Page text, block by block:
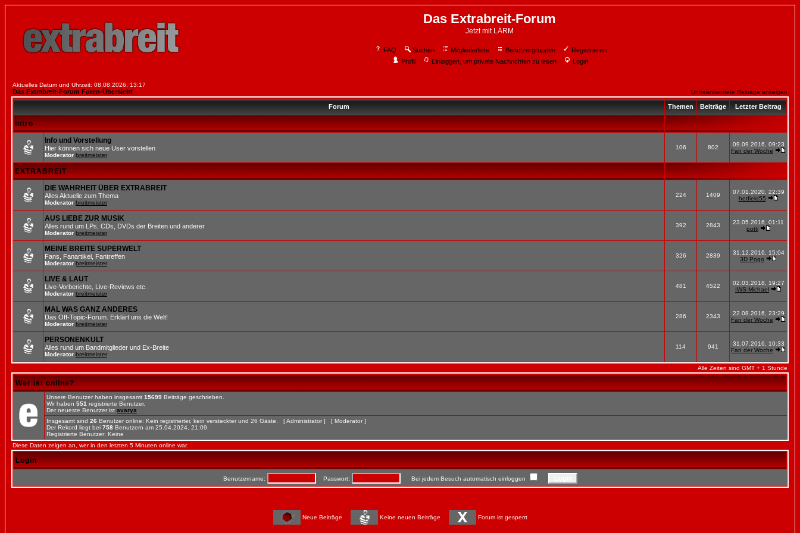
Das Extrabreit-Forum
Jetzt mit LÄRM
FAQ Suchen Mitgliederliste Benutzergruppen
Registrieren
Profil
Einloggen, um private Nachrichten zu lesen Login
Aktuelles Datum und Uhrzeit: 08.08.2026, 13:17
Das Extrabreit-Forum Foren-Übersicht Unbeantwortete Beiträge anzeigen
Forum Themen Beiträge Letzter Beitrag
Intro
Info und Vorstellung
Hier können sich neue User vorstellen
Moderator breitmeister
106 802
09.09.2016, 09:23
Fan der Woche
EXTRABREIT
DIE WAHRHEIT ÜBER EXTRABREIT
Alles Aktuelle zum Thema
Moderator breitmeister
224 1409
07.01.2020, 22:39
hetfield55
AUS LIEBE ZUR MUSIK
Alles rund um LPs, CDs, DVDs der Breiten und anderer
Moderator breitmeister
392 2843
23.05.2016, 01:11
potti
MEINE BREITE SUPERWELT
Fans, Fanartikel, Fantreffen
Moderator breitmeister
326 2839
31.12.2016, 15:04
3D Pogo
LIVE & LAUT
Live-Vorberichte, Live-Reviews etc.
Moderator breitmeister
481 4522
02.03.2018, 19:27
IWS-Michael
MAL WAS GANZ ANDERES
Das Off-Topic-Forum. Erklärt uns die Welt!
Moderator breitmeister
286 2343
22.08.2016, 23:29
Fan der Woche
PERSONENKULT
Alles rund um Bandmitglieder und Ex-Breite
Moderator breitmeister
114 941
31.07.2016, 10:33
Fan der Woche
Alle Zeiten sind GMT + 1 Stunde
Wer ist online?
Unsere Benutzer haben insgesamt 15699 Beiträge geschrieben.
Wir haben 551 registrierte Benutzer.
Der neueste Benutzer ist avarya
Insgesamt sind 26 Benutzer online: Kein registrierter, kein versteckter und 26 Gäste. [Administrator ] [ Moderator ]
Der Rekord liegt bei 758 Benutzern am 25.04.2024, 21:09.
Registrierte Benutzer: Keine
Diese Daten zeigen an, wer in den letzten 5 Minuten online war.
Login
Benutzername: Passwort: Bei jedem Besuch automatisch einloggen
Neue Beiträge Keine neuen Beiträge Forum ist gesperrt